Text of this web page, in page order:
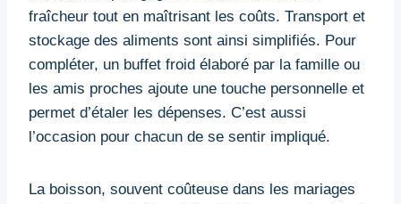
fraîcheur tout en maîtrisant les coûts. Transport et
stockage des aliments sont ainsi simplifiés. Pour
compléter, un buffet froid élaboré par la famille ou
les amis proches ajoute une touche personnelle et
permet d’étaler les dépenses. C’est aussi
l’occasion pour chacun de se sentir impliqué.
La boisson, souvent coûteuse dans les mariages